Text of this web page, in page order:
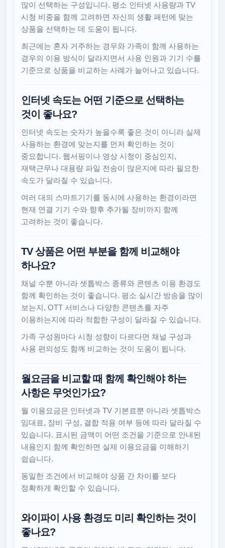
많이 선택하는 구성입니다. 평소 인터넷 사용량과 TV
시청 비중을 함께 고려하면 자신의 생활 패턴에 맞는
상품을 선택하는 데 도움이 됩니다.
최근에는 혼자 거주하는 경우와 가족이 함께 사용하는
경우의 이용 방식이 달라지면서 사용 인원과 기기 수를
기준으로 상품을 비교하는 사례가 늘어나고 있습니다.
인터넷 속도는 어떤 기준으로 선택하는
것이 좋나요?
인터넷 속도는 숫자가 높을수록 좋은 것이 아니라 실제
사용하는 환경에 맞는지를 먼저 확인하는 것이
중요합니다. 웹서핑이나 영상 시청이 중심인지,
재택근무나 대용량 파일 전송이 많은지에 따라 필요한
속도가 달라질 수 있습니다.
여러 대의 스마트기기를 동시에 사용하는 환경이라면
현재 연결 기기 수와 향후 추가될 장비까지 함께
고려하는 것이 좋습니다.
TV 상품은 어떤 부분을 함께 비교해야
하나요?
채널 수뿐 아니라 셋톱박스 종류와 콘텐츠 이용 환경도
함께 확인하는 것이 좋습니다. 평소 실시간 방송을 많이
보는지, OTT 서비스나 다양한 콘텐츠를 자주
이용하는지에 따라 적합한 구성이 달라질 수 있습니다.
가족 구성원마다 시청 성향이 다르다면 채널 구성과
사용 편의성도 함께 비교하는 것이 도움이 됩니다.
월요금을 비교할 때 함께 확인해야 하는
사항은 무엇인가요?
월 이용요금은 인터넷과 TV 기본료뿐 아니라 셋톱박스
임대료, 장비 구성, 결합 적용 여부 등에 따라 달라질 수
있습니다. 표시된 금액이 어떤 조건을 기준으로 안내된
내용인지 함께 확인하면 실제 이용요금을 이해하기
쉽습니다.
동일한 조건에서 비교해야 상품 간 차이를 보다
정확하게 확인할 수 있습니다.
와이파이 사용 환경도 미리 확인하는 것이
좋나요?